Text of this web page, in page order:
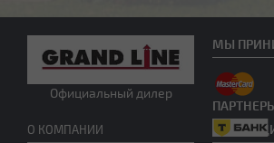
Официальный дилер
О КОМПАНИИ
МЫ
Другой тип крыши